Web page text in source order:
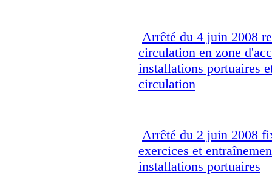
Arrêté du 4 juin 2008
circulation en zone
installations portuaires
circulation
Arrêté du 2 juin 2008
exercices et
installations portuaires